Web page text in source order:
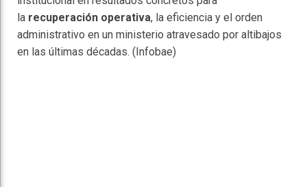
la recuperación operativa, la eficiencia y el orden
administrativo en un ministerio atravesado por altibajos
en las últimas décadas. (Infobae)